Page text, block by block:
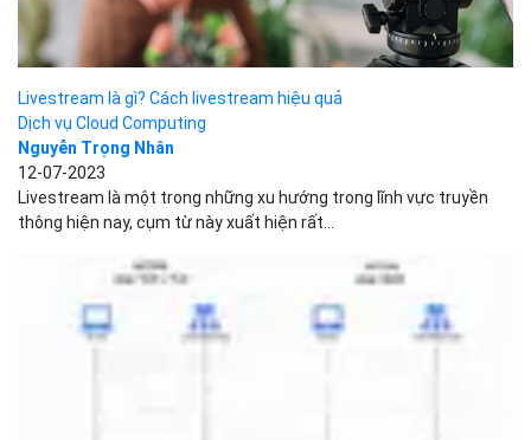
Livestream là gì? Cách livestream hiệu quả
Dịch vụ Cloud Computing
Nguyễn Trọng Nhân
12-07-2023
Livestream là một trong những xu hướng trong lĩnh vực truyền
thông hiện nay, cụm từ này xuất hiện rất...